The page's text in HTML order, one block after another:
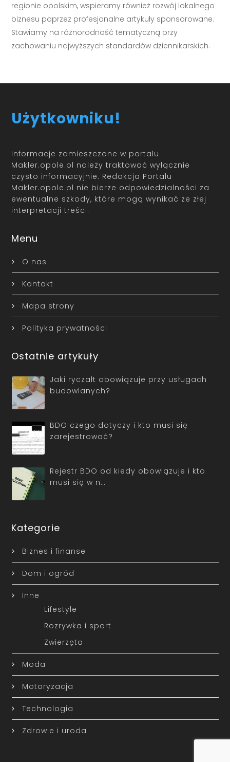
regionie opolskim, wspieramy również rozwój lokalnego
biznesu poprzez profesjonalne artykuły sponsorowane.
Stawiamy na różnorodność tematyczną przy
zachowaniu najwyższych standardów dziennikarskich.
Użytkowniku!
Informacje zamieszczone w portalu
Makler.opole.pl należy traktować wyłącznie
czysto informacyjnie. Redakcja Portalu
Makler.opole.pl nie bierze odpowiedzialności za
ewentualne szkody, które mogą wynikać ze złej
interpretacji treści.
Menu
O nas
Kontakt
Mapa strony
Polityka prywatności
Ostatnie artykuły
Jaki ryczałt obowiązuje przy usługach
budowlanych?
BDO czego dotyczy i kto musi się
zarejestrować?
Rejestr BDO od kiedy obowiązuje i kto
musi się w n…
Kategorie
Biznes i finanse
Dom i ogród
Inne
Lifestyle
Rozrywka i sport
Zwierzęta
Moda
Motoryzacja
Technologia
Zdrowie i uroda